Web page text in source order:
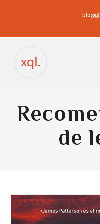
de